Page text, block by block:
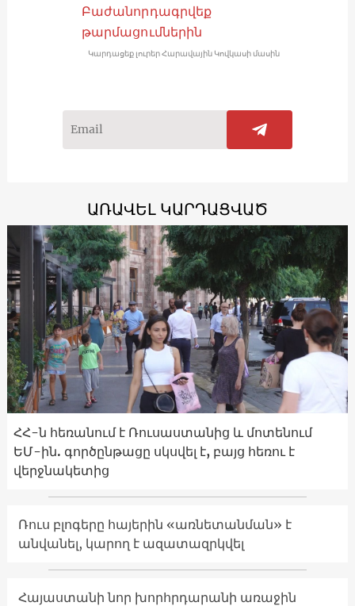
Բաժանորդագրվեք
թարմացումներին
Կարդացեք լուրեր Հարավային Կովկասի մասին
ԱՌԱՎԵԼ ԿԱՐԴԱՑՎԱԾ
ՀՀ-ն հեռանում է Ռուսաստանից և մոտենում
ԵՄ-ին. գործընթացը սկսվել է, բայց հեռու է
վերջնակետից
Ռուս բլոգերը հայերին «առնետանման» է
անվանել, կարող է ազատազրկվել
Հայաստանի նոր խորհրդարանի առաջին